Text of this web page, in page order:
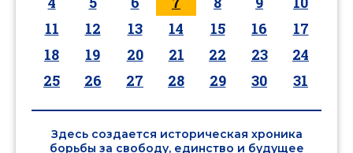
11
12 13 14 15 16
17
18
19 20 21 22 23
24
25
26 27 28 29 30 31
Здесь создается историческая хроника
борьбы за свободу, единство и будущее